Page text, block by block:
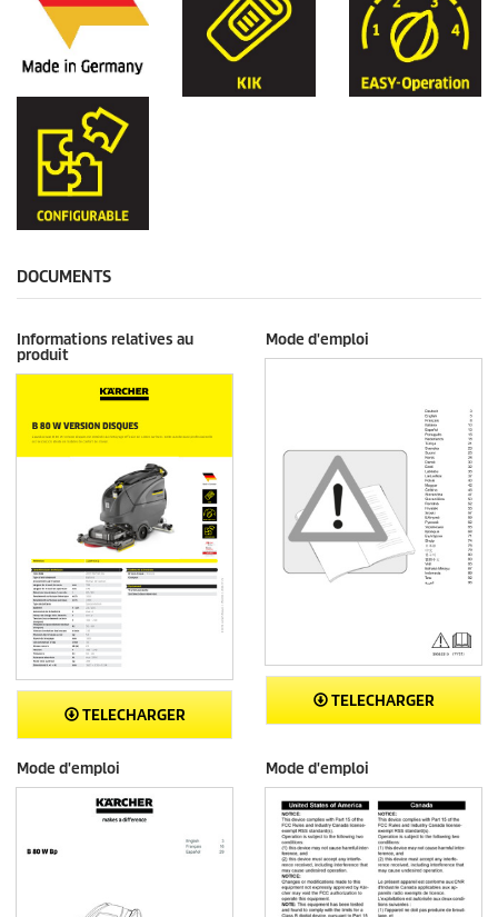
DOCUMENTS
Informations relatives au
produit
TELECHARGER
Mode d'emploi
TELECHARGER
Mode d'emploi Mode d'emploi